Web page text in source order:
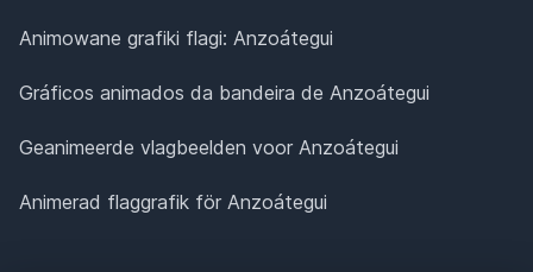
Animowane grafiki flagi: Anzoátegui
Gráficos animados da bandeira de Anzoátegui
Geanimeerde vlagbeelden voor Anzoátegui
Animerad flaggrafik för Anzoátegui